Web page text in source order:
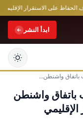
على الاستقرار الإقليمي
ابدأ النشر
باتفاق واشنطن...
باتفاق واشنطن